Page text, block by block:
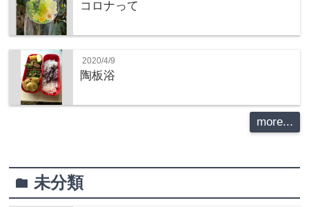
コロナって
2020/4/9
陶板浴
more...
folder未分類